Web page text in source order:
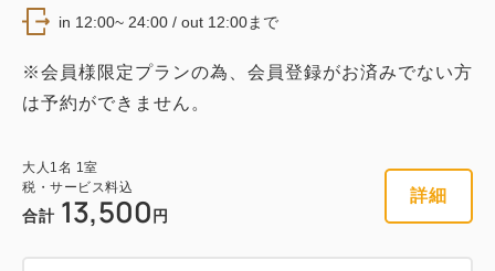
in 12:00~ 24:00 / out 12:00まで
※会員様限定プランの為、会員登録がお済みでない方
は予約ができません。
大人 1名 1室
税・サービス料込
合計 13,500 円
詳細